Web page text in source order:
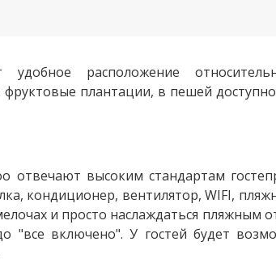
расположение
плантации, в пешей
отвечают высоким стандартам
кондиционер, вентилятор, WIFI,
и просто наслаждаться пляжным
"все включено". У гостей будет